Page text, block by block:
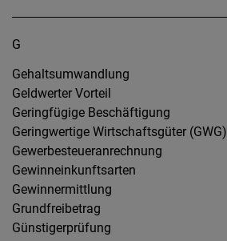
G
Gehaltsumwandlung
Geldwerter Vorteil
Geringfügige Beschäftigung
Geringwertige Wirtschaftsgüter (GWG)
Gewerbesteueranrechnung
Gewinneinkunftsarten
Gewinnermittlung
Grundfreibetrag
Günstigerprüfung